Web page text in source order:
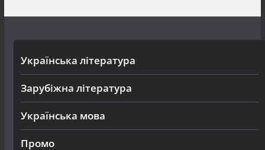
Українська література
Зарубіжна література
Українська мова
Промо